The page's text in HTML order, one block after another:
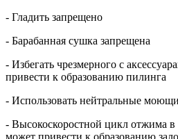
- Гладить запрещено
- Барабанная сушка запрещена
- Избегать чрезмерного c
привести к образованию пилинга
- Использовать нейтральные
- Высокоскоростной цикл отжима
может привести к образованию